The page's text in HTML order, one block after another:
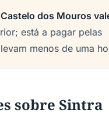
dos Mouros
está a pagar pelas
menos de uma
sobre Sintra